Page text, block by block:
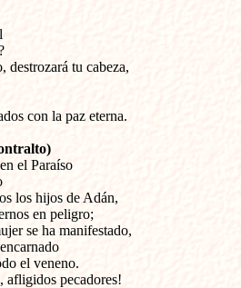
destrozará tu cabeza,
con la paz eterna.
el Paraíso
los hijos de Adán,
en peligro;
se ha manifestado,
el veneno.
afligidos pecadores!